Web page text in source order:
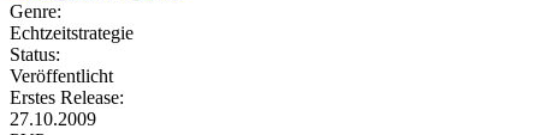
Genre:
Echtzeitstrategie
Status:
Veröffentlicht
Erstes Release:
27.10.2009